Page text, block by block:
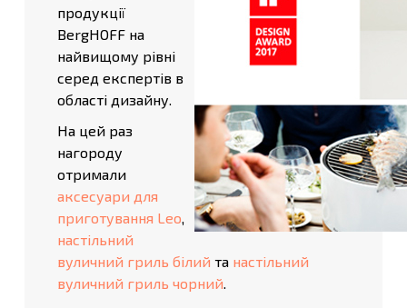
продукції
BergHOFF на
найвищому рівні
серед експертів в
області дизайну.
На цей раз
нагороду
отримали
аксесуари для
приготування Leo,
настільний
вуличний гриль білий та настільний
вуличний гриль чорний.